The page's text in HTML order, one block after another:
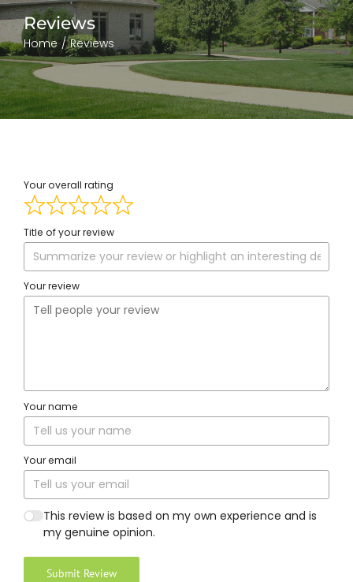
Reviews
Home Reviews
Your overall rating
Title of your review
Your review
Your name
Your email
This review is based on my own experience and is
my genuine opinion.
Submit Review